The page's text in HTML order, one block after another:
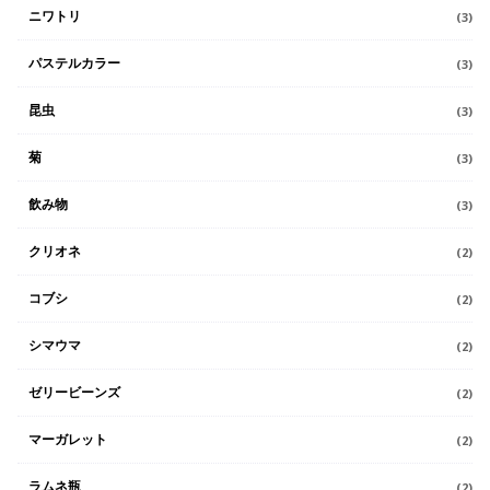
ニワトリ (3)
パステルカラー (3)
昆虫 (3)
菊 (3)
飲み物 (3)
クリオネ (2)
コブシ (2)
シマウマ (2)
ゼリービーンズ (2)
マーガレット (2)
ラムネ瓶 (2)